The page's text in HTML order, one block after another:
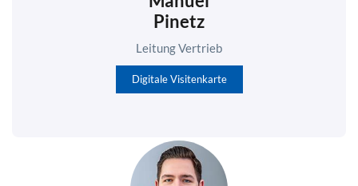
Pinetz
Leitung Vertrieb
Digitale Visitenkarte